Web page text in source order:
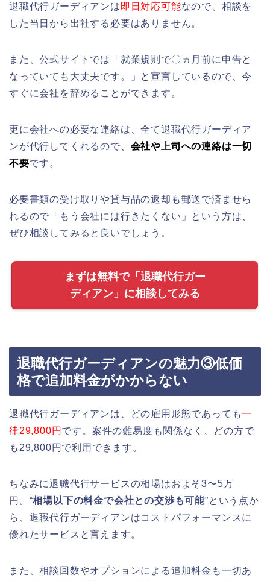
退職代行ガーディアンは 即日対応可能なので、相談を
した当日から出社する必要はありません。
また、公式サイトでは「就業規則で〇ヵ月前に申告と
なっていても大丈夫です。」と宣言しているので、今
すぐに会社を辞めることができます。
更に会社への必要な連絡は、全て退職代行ガーディア
ンが代行してくれるので、 会社や上司への連絡は一切
不要です。
必要書類の受け取りや貸与品の返却も郵送で済ませら
れるので「もう会社には行きたくない」という方は、
ぜひ相談してみると良いでしょう。
まずは無料で「退職代行ガー
ディアン」に相談してみる
退職代行ガーディアンの魅力③低価
格で追加料金がかからない
退職代行ガーディアンは、どの雇用形態であっても一
律29,800円 です。案件の難易度も関係なく、どの方で
も29,800円で利用できます。
ちなみに退職代行サービスの相場はおよそ3〜5万
円。“相場以下の料金で会社との交渉も可能”という点か
ら、退職代行ガーディアンはコストパフォーマンスに
優れたサービスと言えます。
また、相談回数やオプションによる追加料金も一切あ